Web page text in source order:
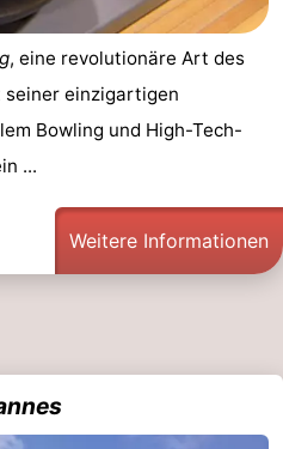
, eine revolutionäre Art des
seiner einzigartigen
Bowling und High-Tech-
...
Weitere Informationen